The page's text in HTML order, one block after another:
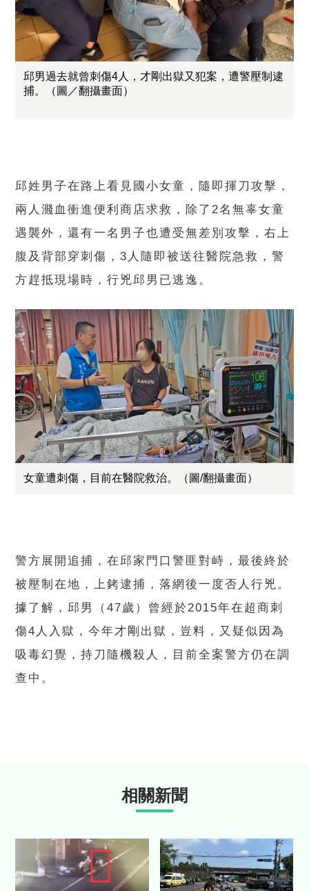
邱男過去就曾刺傷4人，才剛出獄又犯案，遭警壓制逮
捕。（圖／翻攝畫面）
邱姓男子在路上看見國小女童，隨即揮刀攻擊，
兩人濺血衝進便利商店求救，除了2名無辜女童
遇襲外，還有一名男子也遭受無差別攻擊，右上
腹及背部穿刺傷，3人隨即被送往醫院急救，警
方趕抵現場時，行兇邱男已逃逸。
女童遭刺傷，目前在醫院救治。（圖/翻攝畫面）
警方展開追捕，在邱家門口警匪對峙，最後終於
被壓制在地，上銬逮捕，落網後一度否人行兇。
據了解，邱男（47歲）曾經於2015年在超商刺
傷4人入獄，今年才剛出獄，豈料，又疑似因為
吸毒幻覺，持刀隨機殺人，目前全案警方仍在調
查中。
相關新聞